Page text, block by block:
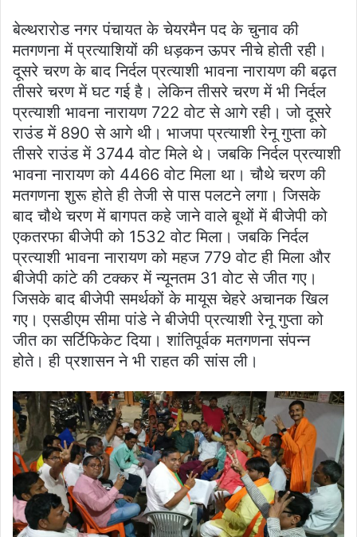
बेल्थरारोड नगर पंचायत के चेयरमैन पद के चुनाव की
मतगणना में प्रत्याशियों की धड़कन ऊपर नीचे होती रही।
दूसरे चरण के बाद निर्दल प्रत्याशी भावना नारायण की बढ़त
तीसरे चरण में घट गई है। लेकिन तीसरे चरण में भी निर्दल
प्रत्याशी भावना नारायण 722 वोट से आगे रही। जो दूसरे
राउंड में 890 से आगे थी। भाजपा प्रत्याशी रेनू गुप्ता को
तीसरे राउंड में 3744 वोट मिले थे। जबकि निर्दल प्रत्याशी
भावना नारायण को 4466 वोट मिला था। चौथे चरण की
मतगणना शुरू होते ही तेजी से पास पलटने लगा। जिसके
बाद चौथे चरण में बागपत कहे जाने वाले बूथों में बीजेपी को
एकतरफा बीजेपी को 1532 वोट मिला। जबकि निर्दल
प्रत्याशी भावना नारायण को महज 779 वोट ही मिला और
बीजेपी कांटे की टक्कर में न्यूनतम 31 वोट से जीत गए।
जिसके बाद बीजेपी समर्थकों के मायूस चेहरे अचानक खिल
गए। एसडीएम सीमा पांडे ने बीजेपी प्रत्याशी रेनू गुप्ता को
जीत का सर्टिफिकेट दिया। शांतिपूर्वक मतगणना संपन्न
होते। ही प्रशासन ने भी राहत की सांस ली।